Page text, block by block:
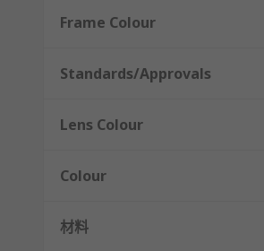
Frame Colour
Standards/Approvals
Lens Colour
Colour
材料